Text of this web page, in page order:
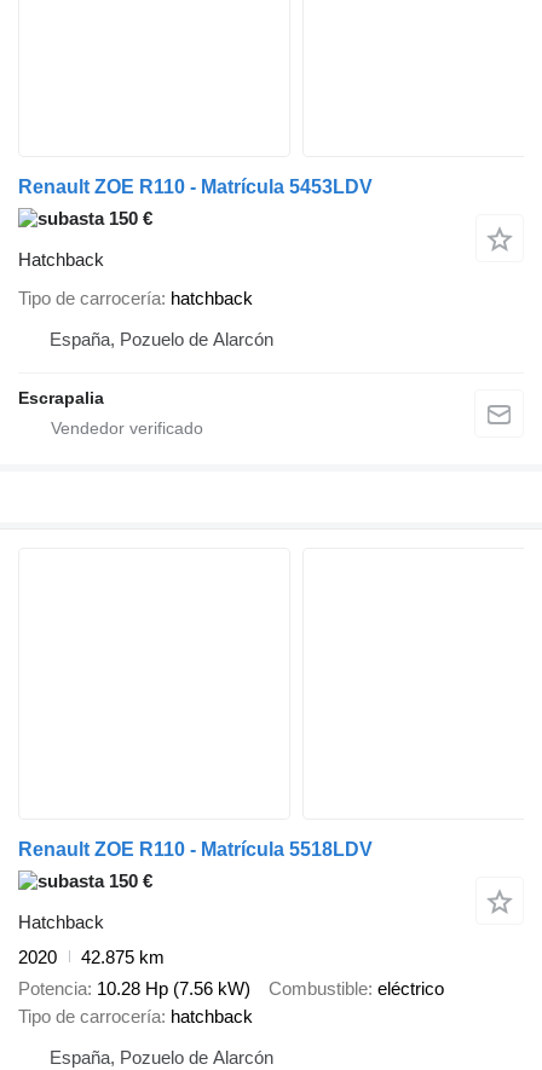
Renault ZOE R110 - Matrícula 5453LDV
150 €
Hatchback
Tipo de carrocería hatchback
España, Pozuelo de Alarcón
Escrapalia
Renault ZOE R110 - Matrícula 5518LDV
150 €
Hatchback
2020
42.875 km
Potencia 10.28 Hp (7.56 kW) Combustible eléctrico
Tipo de carrocería hatchback
España, Pozuelo de Alarcón